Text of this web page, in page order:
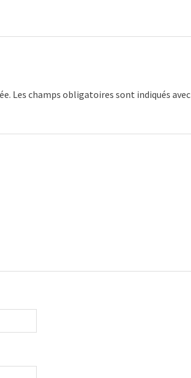
Les champs obligatoires sont indiqués avec